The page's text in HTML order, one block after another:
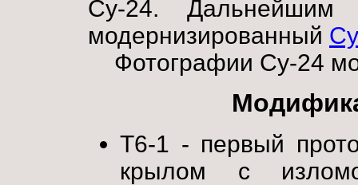
Су-24. Дальнейшим
модернизированный
Фотографии Cу-24
Т6-1 - первый
крылом с